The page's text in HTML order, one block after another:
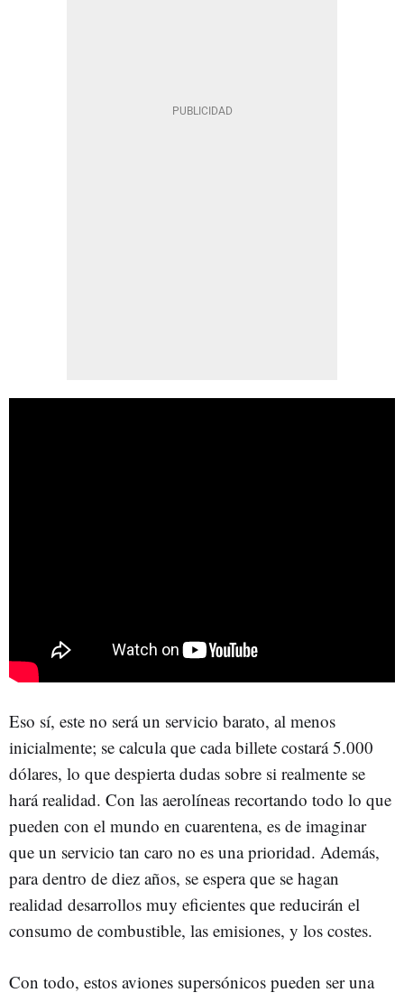
Eso sí, este no será un servicio barato, al menos
inicialmente; se calcula que cada billete costará 5.000
dólares, lo que despierta dudas sobre si realmente se
hará realidad. Con las aerolíneas recortando todo lo que
pueden con el mundo en cuarentena, es de imaginar
que un servicio tan caro no es una prioridad. Además,
para dentro de diez años, se espera que se hagan
realidad desarrollos muy eficientes que reducirán el
consumo de combustible, las emisiones, y los costes.
Con todo, estos aviones supersónicos pueden ser una